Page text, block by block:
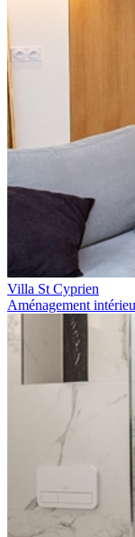
Villa St Cyprien
Aménagement